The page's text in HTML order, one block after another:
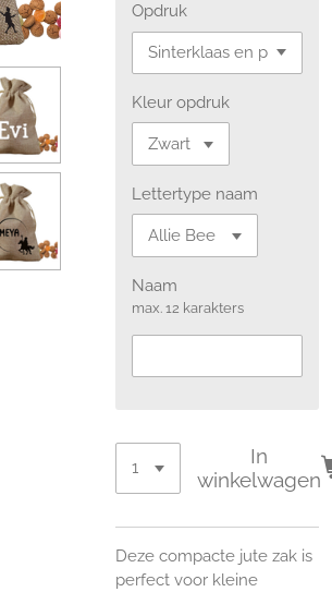
Opdruk
Kleur opdruk
Lettertype naam
Naam
max. 12 karakters
In
winkelwagen
Deze compacte jute zak is
perfect voor kleine